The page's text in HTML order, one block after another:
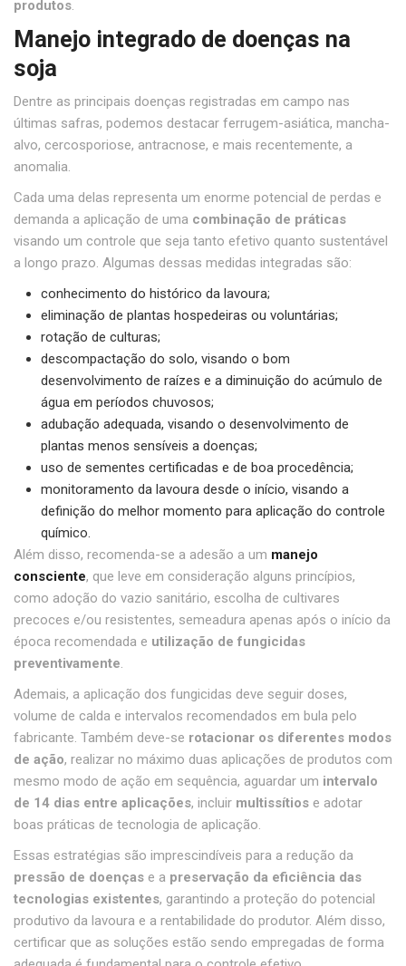
produtos.
Manejo integrado de doenças na
soja
Dentre as principais doenças registradas em campo nas
últimas safras, podemos destacar ferrugem-asiática, mancha-
alvo, cercosporiose, antracnose, e mais recentemente, a
anomalia.
Cada uma delas representa um enorme potencial de perdas e
demanda a aplicação de uma combinação de práticas
visando um controle que seja tanto efetivo quanto sustentável
a longo prazo. Algumas dessas medidas integradas são:
conhecimento do histórico da lavoura;
eliminação de plantas hospedeiras ou voluntárias;
rotação de culturas;
descompactação do solo, visando o bom
desenvolvimento de raízes e a diminuição do acúmulo de
água em períodos chuvosos;
adubação adequada, visando o desenvolvimento de
plantas menos sensíveis a doenças;
uso de sementes certificadas e de boa procedência;
monitoramento da lavoura desde o início, visando a
definição do melhor momento para aplicação do controle
químico.
Além disso, recomenda-se a adesão a um manejo
consciente, que leve em consideração alguns princípios,
como adoção do vazio sanitário, escolha de cultivares
precoces e/ou resistentes, semeadura apenas após o início da
época recomendada e utilização de fungicidas
preventivamente.
Ademais, a aplicação dos fungicidas deve seguir doses,
volume de calda e intervalos recomendados em bula pelo
fabricante. Também deve-se rotacionar os diferentes modos
de ação, realizar no máximo duas aplicações de produtos com
mesmo modo de ação em sequência, aguardar um intervalo
de 14 dias entre aplicações, incluir multissítios e adotar
boas práticas de tecnologia de aplicação.
Essas estratégias são imprescindíveis para a redução da
pressão de doenças e a preservação da eficiência das
tecnologias existentes, garantindo a proteção do potencial
produtivo da lavoura e a rentabilidade do produtor. Além disso,
certificar que as soluções estão sendo empregadas de forma